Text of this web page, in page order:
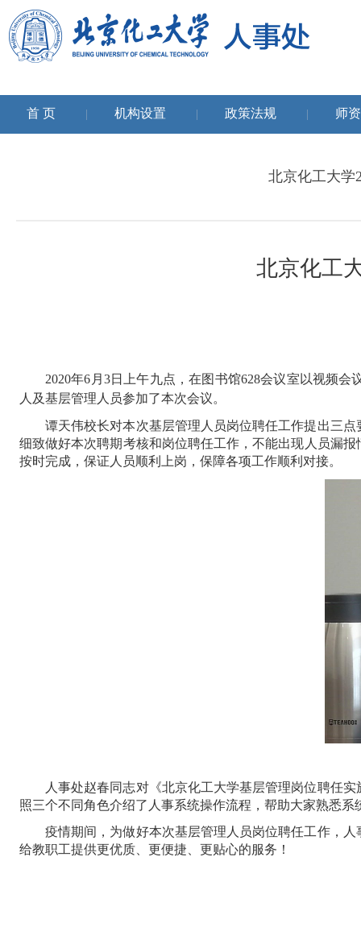
首 页 机构设置 政策法规 师
北京化工大学
北京化工
2020年6 月 3日上午九点，在图书馆628会议室以视频会
人及基层管理人员参加了本次会议。
谭天伟校长对本次基层管理人员岗位聘任工作提出三点
细致做好本次聘期考核和岗位聘任工作，不能出现人员漏
按时完成，保证人员顺利上岗，保障各项工作顺利对接。
人事处赵春同志对《北京化工大学基层管理岗位聘任
照三个不同角色介绍了人事系统操作流程，帮助大家熟悉系
疫情期间，为做好本次基层管理人员岗位聘任工作，
给教职工提供更优质、更便捷、更贴心的服务！